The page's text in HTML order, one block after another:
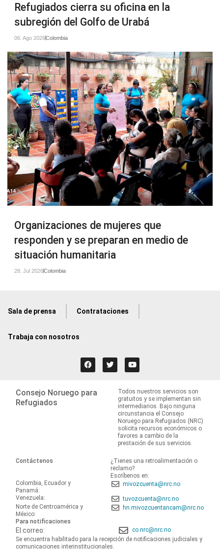
Refugiados cierra su oficina en la
subregión del Golfo de Urabá
06. Ago 2026Colombia
Organizaciones de mujeres que
responden y se preparan en medio de
situación humanitaria
28. Jul 2026Colombia
Sala de prensa Contrataciones
Trabaja con nosotros
Consejo Noruego para
Refugiados
Todos nuestros servicios son
gratuitos y se implementan sin
intermediarios. Bajo ninguna
circunstancia el Consejo
Noruego para Refugiados (NRC)
solicita recursos económicos o
favores a cambio de la
prestación de sus servicios.
Contáctenos
¿Tienes una retroalimentación o
reclamo?
Escríbenos en:
Colombia, Ecuador y
Panamá:
mivozcuenta@nrc.no
Venezuela:
tuvozcuenta@nrc.no
Norte de Centroamérica y
México:
hn.mivozcuentancam@nrc.no
Para notificaciones
El correo:
co.nrc@nrc.no
Se encuentra habilitado para la recepción de notificaciones judiciales y
comunicaciones interinstitucionales.